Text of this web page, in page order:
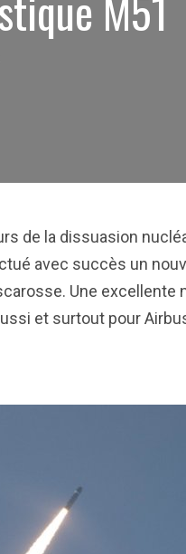
de la dissuasion
avec succès un
Une excellente
et surtout pour